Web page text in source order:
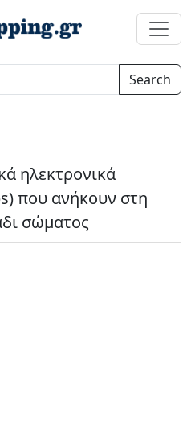
Search
ηλεκτρονικά
που ανήκουν στη
σώματος